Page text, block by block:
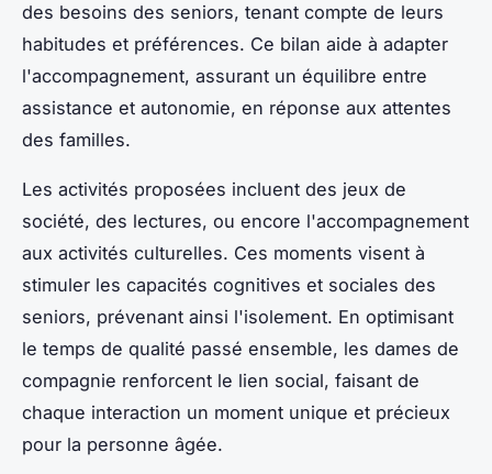
des besoins des seniors, tenant compte de leurs
habitudes et préférences. Ce bilan aide à adapter
l'accompagnement, assurant un équilibre entre
assistance et autonomie, en réponse aux attentes
des familles.
Les activités proposées incluent des jeux de
société, des lectures, ou encore l'accompagnement
aux activités culturelles. Ces moments visent à
stimuler les capacités cognitives et sociales des
seniors, prévenant ainsi l'isolement. En optimisant
le temps de qualité passé ensemble, les dames de
compagnie renforcent le lien social, faisant de
chaque interaction un moment unique et précieux
pour la personne âgée.